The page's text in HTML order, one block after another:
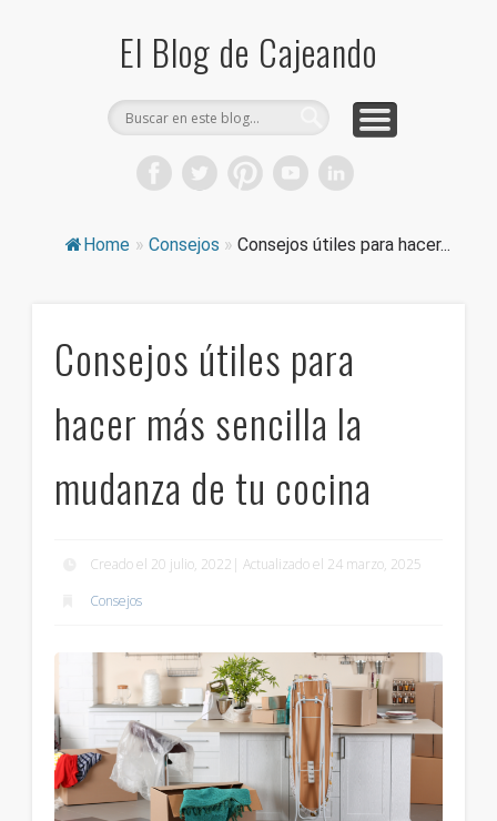
El Blog de Cajeando
Home » Consejos » Consejos útiles para hacer...
Consejos útiles para
hacer más sencilla la
mudanza de tu cocina
Creado el 20 julio, 2022| Actualizado el 24 marzo, 2025
Consejos